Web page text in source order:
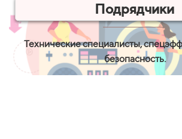
Подрядчики
Технические специалисты,
безопасность.